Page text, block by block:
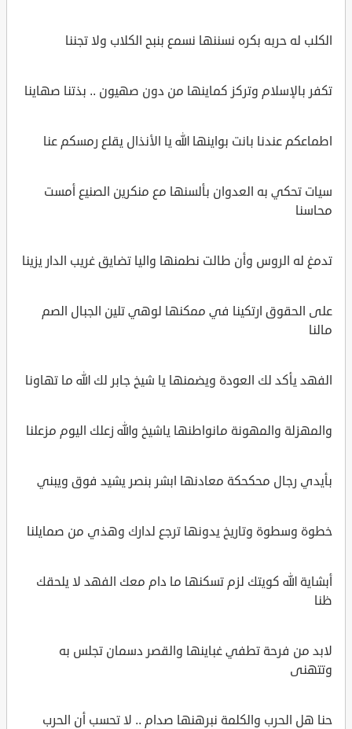
الكلب له حربه بكره نسننها نسمع بنبح الكلاب ولا تجننا
تكفر بالإسلام وتركز كماينها من دون صهيون .. بذتنا صهاينا
اطماعكم عندنا بانت بواينها الله يا الأنذال يقلع رمسكم عنا
سيات تحكي به العدوان بألسنها مع منكرين الصنيع أمست
محاسنا
تدمغ له الروس وأن طالت نطمنها واليا تضايق غريب الدار يزينا
على الحقوق ارتكينا في ممكنها لوهي تلين الجبال الصم
مالنا
الفهد يأكد لك العودة ويضمنها يا شيخ جابر لك الله ما تهاونا
والمهزلة والمهونة مانواطنها ياشيخ والله زعلك اليوم مزعلنا
بأيدي رجال محكحكة معادنها ابشر بنصر يشيد فوق ويبني
خطوة وسطوة وتاريخ يدونها ترجع لدارك وهذي من صمايلنا
أبشاية الله كويتك لزم تسكنها ما دام معك الفهد لا يلحقك
ظنا
لابد من فرحة تطفي غباينها والقصر دسمان تجلس به
وتتهنى
حنا هل الحرب والكلمة نبرهنها صدام .. لا تحسب أن الحرب